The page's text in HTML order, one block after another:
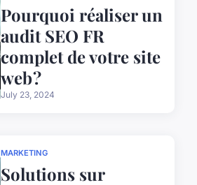
Pourquoi réaliser un
audit SEO FR
complet de votre site
web ?
July 23, 2024
MARKETING
Solutions sur